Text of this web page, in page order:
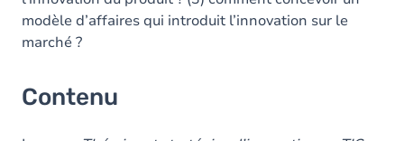
modèle d’affaires qui introduit l’innovation sur le
marché ?
Contenu